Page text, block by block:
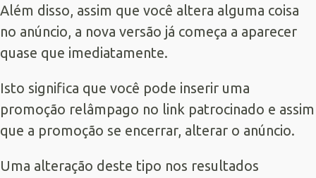
Além disso, assim que você altera alguma coisa
no anúncio, a nova versão já começa a aparecer
quase que imediatamente.
Isto significa que você pode inserir uma
promoção relâmpago no link patrocinado e assim
que a promoção se encerrar, alterar o anúncio.
Uma alteração deste tipo nos resultados